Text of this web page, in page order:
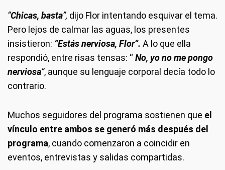
“Chicas, basta”, dijo Flor intentando esquivar el tema.
Pero lejos de calmar las aguas, los presentes
insistieron: “Estás nerviosa, Flor”. A lo que ella
respondió, entre risas tensas: “No, yo no me pongo
nerviosa”, aunque su lenguaje corporal decía todo lo
contrario.
Muchos seguidores del programa sostienen que el
vínculo entre ambos se generó más después del
programa, cuando comenzaron a coincidir en
eventos, entrevistas y salidas compartidas.